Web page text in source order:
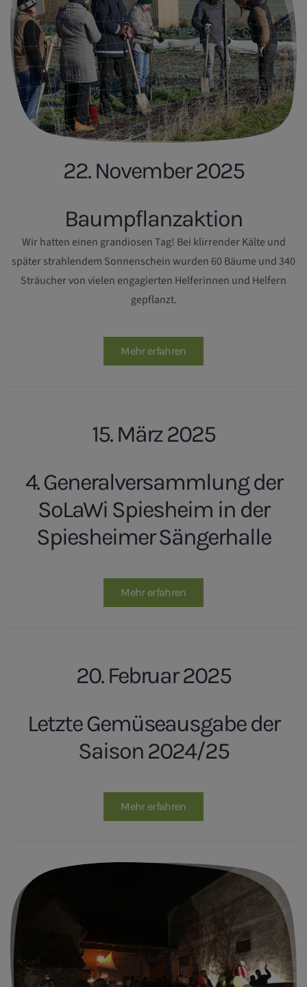
22. November 2025
Baumpflanzaktion
Wir hatten einen grandiosen Tag! Bei klirrender Kälte und
später strahlendem Sonnenschein wurden 60 Bäume und 340
Sträucher von vielen engagierten Helferinnen und Helfern
gepflanzt.
Mehr erfahren
15. März 2025
4. Generalversammlung der
SoLaWi Spiesheim in der
Spiesheimer Sängerhalle
Mehr erfahren
20. Februar 2025
Letzte Gemüseausgabe der
Saison 2024/25
Mehr erfahren